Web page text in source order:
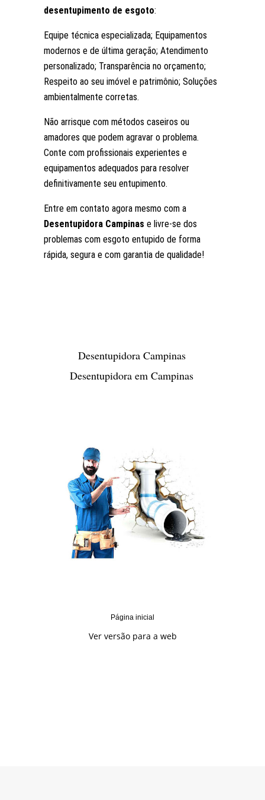
desentupimento de esgoto:
Equipe técnica especializada; Equipamentos
modernos e de última geração; Atendimento
personalizado; Transparência no orçamento;
Respeito ao seu imóvel e patrimônio; Soluções
ambientalmente corretas.
Não arrisque com métodos caseiros ou
amadores que podem agravar o problema.
Conte com profissionais experientes e
equipamentos adequados para resolver
definitivamente seu entupimento.
Entre em contato agora mesmo com a
Desentupidora Campinas e livre-se dos
problemas com esgoto entupido de forma
rápida, segura e com garantia de qualidade!
Desentupidora Campinas
Desentupidora em Campinas
Página inicial
Ver versão para a web